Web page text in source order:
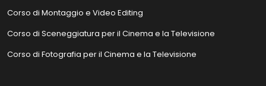
Corso di Montaggio e Video Editing
Corso di Sceneggiatura per il Cinema e la Televisione
Corso di Fotografia per il Cinema e la Televisione